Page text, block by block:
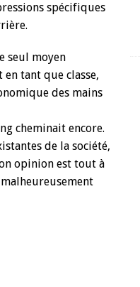
spécifiques
seul moyen
tant que classe,
des mains
cheminait encore.
de la société,
opinion est tout à